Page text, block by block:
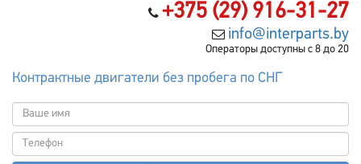
+375 (29) 916-31-27
info@interparts.by
Операторы доступны с 8 до 20
Контрактные двигатели без пробега по СНГ